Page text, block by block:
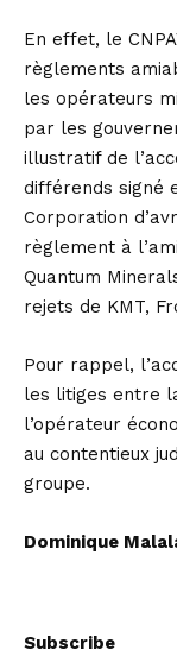
En effet, le
règlements
les opérateurs
par les
illustratif de
différends signé
Corporation
règlement à
Quantum
rejets de KMT,
Pour rappel,
les litiges entre
l’opérateur
au contentieux
groupe.
Dominique
Subscribe